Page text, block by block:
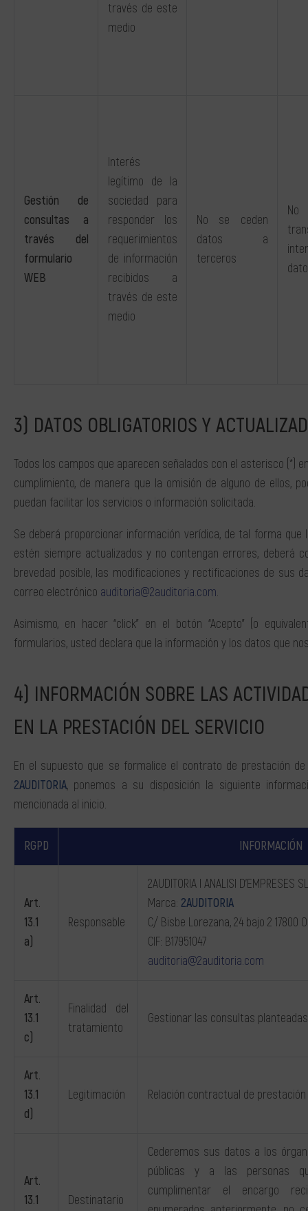
través de este
medio
Gestión de
consultas a
través del
formulario
WEB
Interés
legítimo de la
sociedad para
responder los
requerimientos
de información
recibidos a
través de este
medio
No se ceden
datos a
terceros
No
DATOS OBLIGATORIOS Y
Todos los campos que aparecen señalados con el asterisco (*)
cumplimiento, de manera que la omisión de alguno de ellos,
puedan facilitar los servicios o información solicitada.
Se deberá proporcionar información verídica, de tal forma
estén siempre actualizados y no contengan errores, deberá
brevedad posible, las modificaciones y rectificaciones de sus
correo electrónico auditoria@2auditoria.com.
Asimismo, en hacer “click” en el botón “Acepto” (o
formularios, usted declara que la información y los datos que
INFORMACIÓN SOBRE LAS
EN LA PRESTACIÓN DEL SERVICIO
En el supuesto que se formalice el contrato de prestación
2AUDITORIA, ponemos a su disposición la siguiente
mencionada al inicio.
RGPD INFORMACIÓN
Art.
13.1
a)
Responsable
2AUDITORIA I ANALISI D’EMPRESES
Marca: 2AUDITORIA
C/ Bisbe Lorezana, 24 bajo 2 17800
CIF: B17951047
auditoria@2auditoria.com
Art.
13.1
c)
Finalidad del
tratamiento
Gestionar las consultas
Art.
13.1
d)
Legitimación Relación contractual de
Art.
13.1
Destinatario
Cederemos sus datos a los
públicas y a las personas
cumplimentar el encargo